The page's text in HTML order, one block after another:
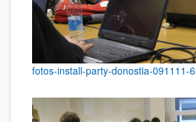
fotos-install-party-donostia-091111-6